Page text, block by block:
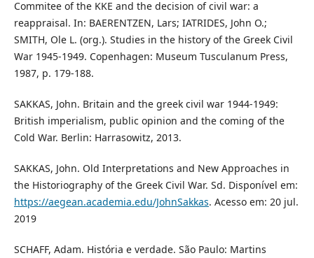
Commitee of the KKE and the decision of civil war: a
reappraisal. In: BAERENTZEN, Lars; IATRIDES, John O.;
SMITH, Ole L. (org.). Studies in the history of the Greek Civil
War 1945-1949. Copenhagen: Museum Tusculanum Press,
1987, p. 179-188.
SAKKAS, John. Britain and the greek civil war 1944-1949:
British imperialism, public opinion and the coming of the
Cold War. Berlin: Harrasowitz, 2013.
SAKKAS, John. Old Interpretations and New Approaches in
the Historiography of the Greek Civil War. Sd. Disponível em:
https://aegean.academia.edu/JohnSakkas. Acesso em: 20 jul.
2019
SCHAFF, Adam. História e verdade. São Paulo: Martins